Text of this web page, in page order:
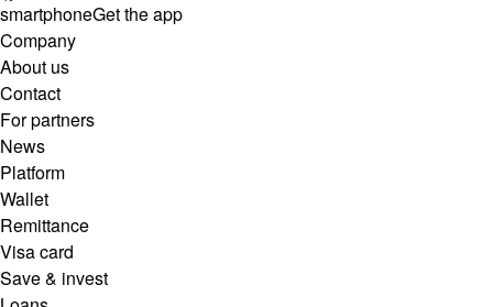
smartphoneGet the app
Company
About us
Contact
For partners
News
Platform
Wallet
Remittance
Visa card
Save & invest